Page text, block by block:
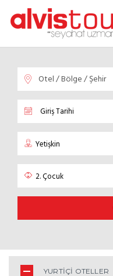
YURTİÇİ OTELLER